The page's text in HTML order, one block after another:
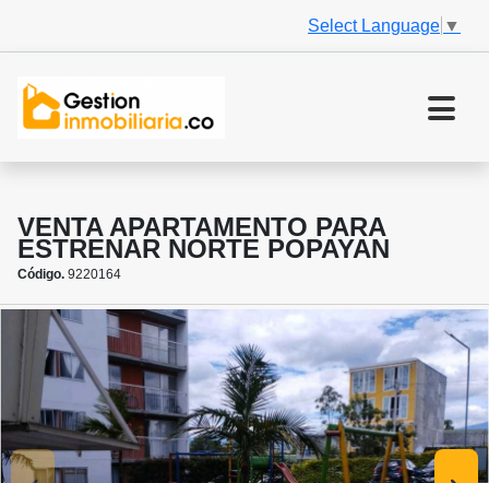
Select Language ▼
VENTA APARTAMENTO PARA
ESTRENAR NORTE POPAYAN
Código. 9220164